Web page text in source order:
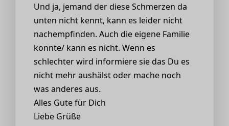
Und ja, jemand der diese Schmerzen da
unten nicht kennt, kann es leider nicht
nachempfinden. Auch die eigene Familie
konnte/ kann es nicht. Wenn es
schlechter wird informiere sie das Du es
nicht mehr aushälst oder mache noch
was anderes aus.
Alles Gute für Dich
Liebe Grüße